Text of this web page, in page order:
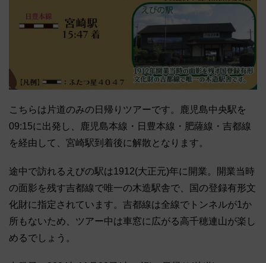
こちらは片道のみの日帰りツアーです。鹿児島中央駅を
09:15に出発し、鹿児島本線・日豊本線・肥薩線・吉都線
を経由して、宮崎駅到着後に解散となります。
途中で訪れるえびの駅は1912(大正元)年に開業。開業当時
の面影を残す吉都線で唯一の木造駅舎で、国の登録有形文
化財に指定されています。吉都線は全線でトンネルが1か
所もないため、ツアー中は車窓に広がる高千穂連山が楽し
めるでしょう。